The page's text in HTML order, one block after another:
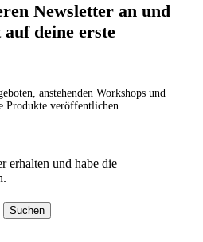
Newsletter an und
deine erste
anstehenden Workshops und
Produkte veröffentlichen.
erhalten und habe die
Suchen